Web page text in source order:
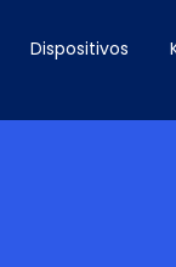
Dispositivos